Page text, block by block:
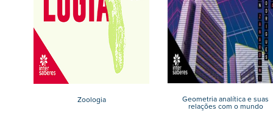
Zoologia Geometria analítica e suas
relações com o mundo